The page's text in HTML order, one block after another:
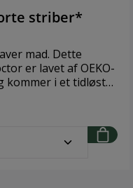
striber*
mad. Dette
er lavet af OEKO-
kommer i et tidløst
bagpå, mens
være de
størrelser er der
når du tilbereder